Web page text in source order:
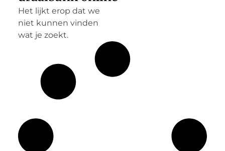
Het lijkt erop dat we
niet kunnen vinden
wat je zoekt.